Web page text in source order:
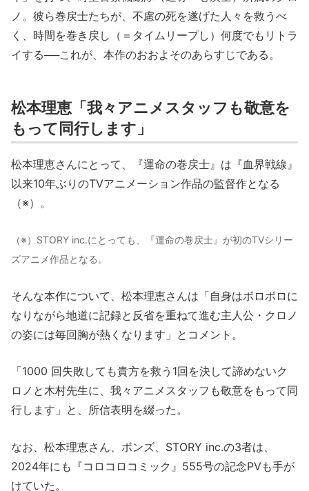
ノ。彼ら巻戻士たちが、不慮の死を遂げた人々を救うべ
く、時間を巻き戻し（＝タイムリープし）何度でもリトラ
イする──これが、本作のおおよそのあらすじである。
松本理恵「我々アニメスタッフも敬意を
もって同行します」
松本理恵さんにとって、『運命の巻戻士』は『血界戦線』
以来10年ぶりのTVアニメーション作品の監督作となる
（※）。
（※）STORY inc.にとっても、『運命の巻戻士』が初のTVシリー
ズアニメ作品となる。
そんな本作について、松本理恵さんは「自身はボロボロに
なりながら地道に記録と反省を重ねて進む主人公・クロノ
の姿には毎回胸が熱くなります」とコメント。
「1000 回失敗しても貴方を救う1回を決して諦めないク
ロノと木村先生に、我々アニメスタッフも敬意をもって同
行します」と、所信表明を綴った。
なお、松本理恵さん、ボンズ、STORY inc.の3者は、
2024年にも『コロコロコミック』555号の記念PVも手が
けていた。